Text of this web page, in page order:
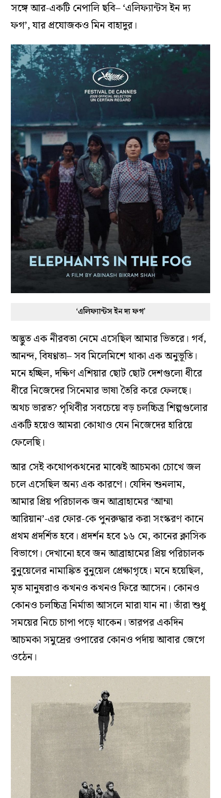
সঙ্গে আর-একটি নেপালি ছবি– ‘এলিফ্যান্টস ইন দ্য
ফগ’, যার প্রযোজকও মিন বাহাদুর।
‘এলিফ্যান্টস ইন দ্য ফগ’
অদ্ভুত এক নীরবতা নেমে এসেছিল আমার ভিতরে। গর্ব,
আনন্দ, বিষণ্ণতা– সব মিলেমিশে থাকা এক অনুভূতি।
মনে হচ্ছিল, দক্ষিণ এশিয়ার ছোট ছোট দেশগুলো ধীরে
ধীরে নিজেদের সিনেমার ভাষা তৈরি করে ফেলছে।
অথচ ভারত? পৃথিবীর সবচেয়ে বড় চলচ্চিত্র শিল্পগুলোর
একটি হয়েও আমরা কোথাও যেন নিজেদের হারিয়ে
ফেলেছি।
আর সেই কথোপকথনের মাঝেই আচমকা চোখে জল
চলে এসেছিল অন্য এক কারণে। যেদিন শুনলাম,
আমার প্রিয় পরিচালক জন আব্রাহামের ‘আম্মা
আরিয়ান’-এর ফোর-কে পুনরুদ্ধার করা সংস্করণ কানে
প্রথম প্রদর্শিত হবে। প্রদর্শন হবে ১৬ মে, কানের ক্লাসিক
বিভাগে। দেখানো হবে জন আব্রাহামের প্রিয় পরিচালক
বুনুয়েলের নামাঙ্কিত বুনুয়েল প্রেক্ষাগৃহে। মনে হয়েছিল,
মৃত মানুষরাও কখনও কখনও ফিরে আসেন। কোনও
কোনও চলচ্চিত্র নির্মাতা আসলে মারা যান না। তাঁরা শুধু
সময়ের নিচে চাপা পড়ে থাকেন। তারপর একদিন
আচমকা সমুদ্রের ওপারের কোনও পর্দায় আবার জেগে
ওঠেন।